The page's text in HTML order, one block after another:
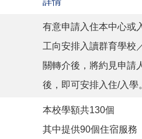
有意申請入住本中心或
工向安排入讀群育學校
關轉介後，將約見申請
後，即可安排入住/入學
本校學額共130個
其中提供90個住宿服務